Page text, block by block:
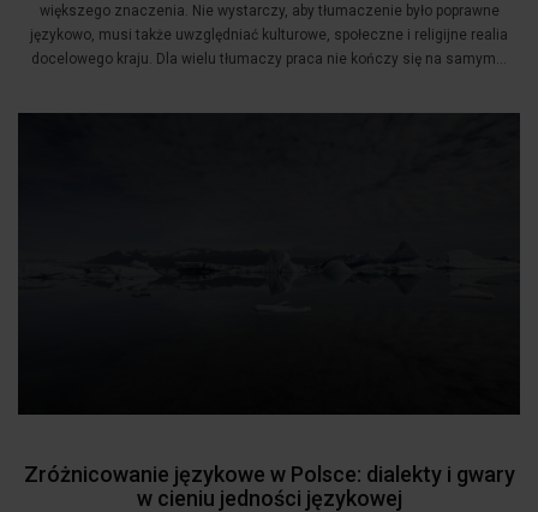
większego znaczenia. Nie wystarczy, aby tłumaczenie było poprawne
językowo, musi także uwzględniać kulturowe, społeczne i religijne realia
docelowego kraju. Dla wielu tłumaczy praca nie kończy się na samym...
Zróżnicowanie językowe w Polsce: dialekty i gwary
w cieniu jedności językowej